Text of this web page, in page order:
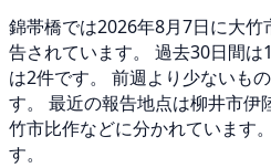
錦帯橋では2026年8月7日に大竹
告されています。 過去30日間
は2件です。 前週より少ないも
す。 最近の報告地点は柳井市伊
竹市比作などに分かれています
す。